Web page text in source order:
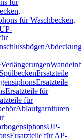
für
für Waschbecken,
Verlängerungen
Ersatzteile
Ersatzteile
Ersatzteile für
für
Ablaufgarnituren
UP-
Ersatzteile für AP-